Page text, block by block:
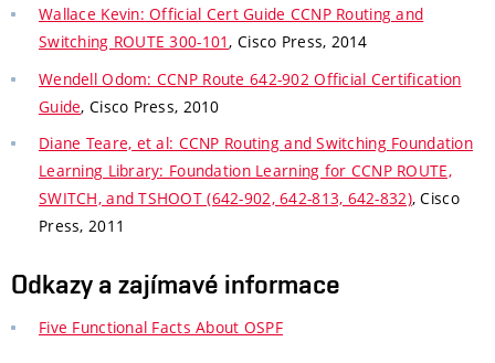
Wallace Kevin: Official Cert Guide CCNP Routing and
Switching ROUTE 300-101, Cisco Press, 2014
Wendell Odom: CCNP Route 642-902 Official Certification
Guide, Cisco Press, 2010
Diane Teare, et al: CCNP Routing and Switching Foundation
Learning Library: Foundation Learning for CCNP ROUTE,
SWITCH, and TSHOOT (642-902, 642-813, 642-832), Cisco
Press, 2011
Odkazy a zajímavé informace
Five Functional Facts About OSPF